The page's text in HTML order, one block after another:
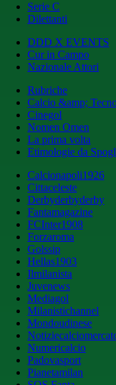
Serie C
Dilettanti
DDD X EVENTS
Cur in Campo
Nazionale Attori
Rubriche
Calcio &amp;
Cinegol
Nomen Omen
La prima volta
Etimologie da
Calcionapoli1926
Cittaceleste
Derbyderbyderby
Fantamagazine
FCInter1908
Forzaroma
Golssip
Hellas1903
Ilmilanista
Juvenews
Mediagol
Milanistichannel
Mondoudinese
Numericalcio
Padovasport
Pianetamilan